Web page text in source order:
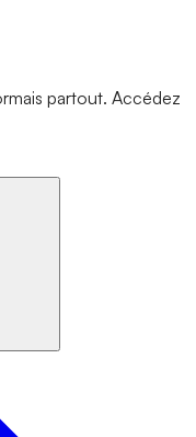
partout. Accédez